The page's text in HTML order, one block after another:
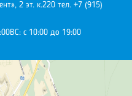
2 эт. к.220 тел. +7 (915)
ВС: с 10:00 до 19:00